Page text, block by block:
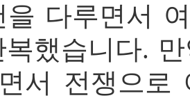
을 다루면서
했습니다.
서 전쟁으로